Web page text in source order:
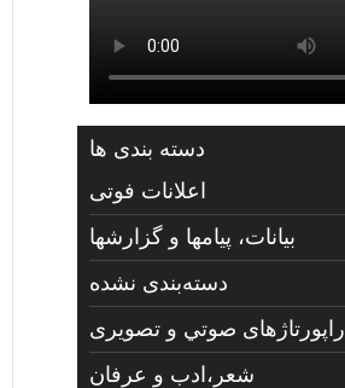
دسته بندی ها
اعلانات فوتی
بیانات، پیامها و گزارشها
دسته‌بندی نشده
راپورتاژهای صوتي و تصويری
شعر،ادب و عرفان